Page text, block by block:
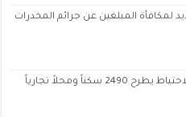
لمكافأة المبلغين عن جرائم المخدرات
صندوق التوفير والاحتياط يطرح 2490 سكناً ومحلاً تجارياً